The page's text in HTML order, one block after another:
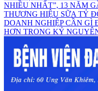
NHIỀU NHẤT”, 13 NĂM
THƯƠNG HIỆU SỮA TỶ
DOANH NGHIỆP CẦN GÌ
HƠN TRONG KỶ